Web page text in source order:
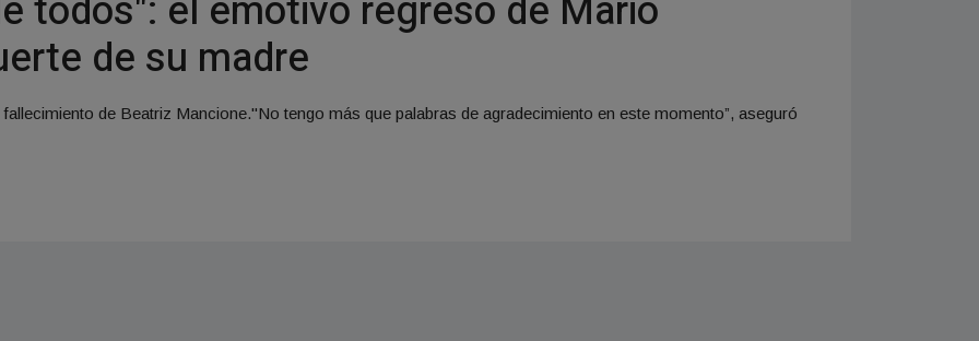
de su madre
de Beatriz Mancione."No tengo más que palabras de agradecimiento en este momento”, aseguró